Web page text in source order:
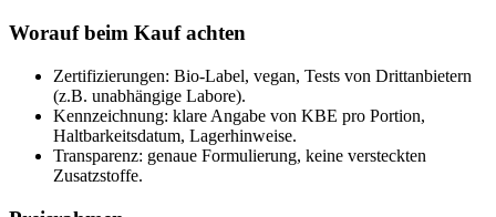
Worauf beim Kauf achten
Zertifizierungen: Bio-Label, vegan, Tests von Drittanbietern
(z.B. unabhängige Labore).
Kennzeichnung: klare Angabe von KBE pro Portion,
Haltbarkeitsdatum, Lagerhinweise.
Transparenz: genaue Formulierung, keine versteckten
Zusatzstoffe.